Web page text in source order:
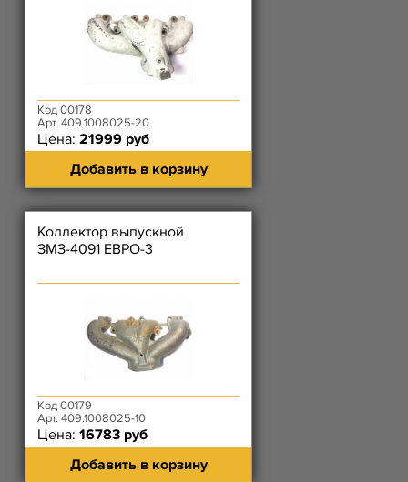
Код 00178
Арт. 409.1008025-20
Цена: 21999 руб
Добавить в корзину
Коллектор выпускной
ЗМЗ-4091 ЕВРО-3
Код 00179
Арт. 409.1008025-10
Цена: 16783 руб
Добавить в корзину